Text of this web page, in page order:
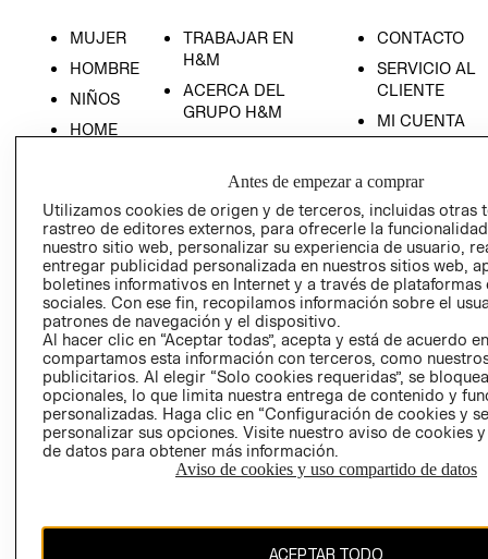
MUJER
HOMBRE
NIÑOS
HOME
TRABAJAR EN
H&M
ACERCA DEL
GRUPO H&M
RESPONSABILIDAD
RELACIÓN CON
INVERSIONISTAS
POLÍTICA
EMPRESARIAL
CONTACTO
SERVICIO AL
CLIENTE
MI CUENTA
- RETIRO EN
TIENDA
TÉRMINOS Y
CONDICIONES
AVISO DE
PRIVACIDAD
GIFT CARD
AVISO DE
COOKIES
Antes de empezar a comprar
Utilizamos cookies de origen y de terceros, incluidas otras
rastreo de editores externos, para ofrecerle la
nuestro sitio web, personalizar su experiencia de usuario,
entregar publicidad personalizada en nuestros sitios web,
boletines informativos en Internet y a través de plataformas
sociales. Con ese fin, recopilamos información sobre el
patrones de navegación y el dispositivo.
Al hacer clic en “Aceptar todas”, acepta y está de acuerdo
compartamos esta información con terceros, como
publicitarios. Al elegir “Solo cookies requeridas”, se
opcionales, lo que limita nuestra entrega de contenido y
personalizadas. Haga clic en “Configuración de cookies y
personalizar sus opciones. Visite nuestro aviso de cookies
de datos para obtener más información.
Aviso de cookies y uso compartido de datos
ACEPTAR TODO